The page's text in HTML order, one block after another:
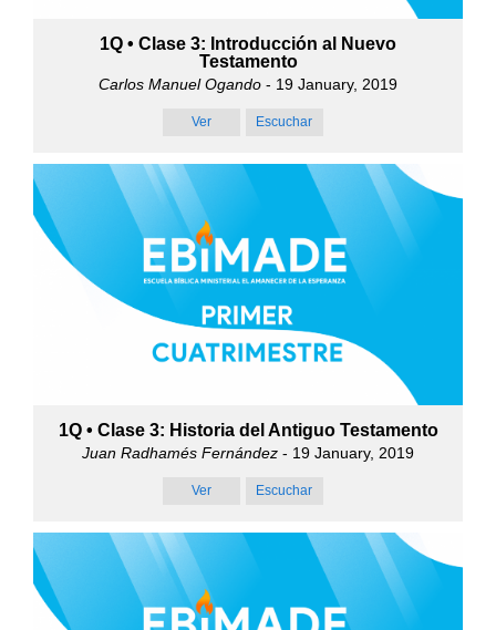
1Q • Clase 3: Introducción al Nuevo
Testamento
Carlos Manuel Ogando - 19 January, 2019
Ver Escuchar
1Q • Clase 3: Historia del Antiguo Testamento
Juan Radhamés Fernández - 19 January, 2019
Ver Escuchar